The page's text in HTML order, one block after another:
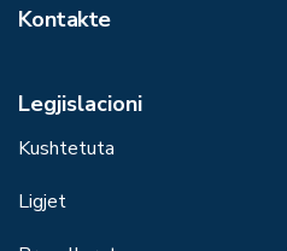
Kontakte
Legjislacioni
Kushtetuta
Ligjet